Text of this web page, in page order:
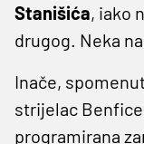
Stanišića, iako
drugog. Neka
Inače,
strijelac
programirana